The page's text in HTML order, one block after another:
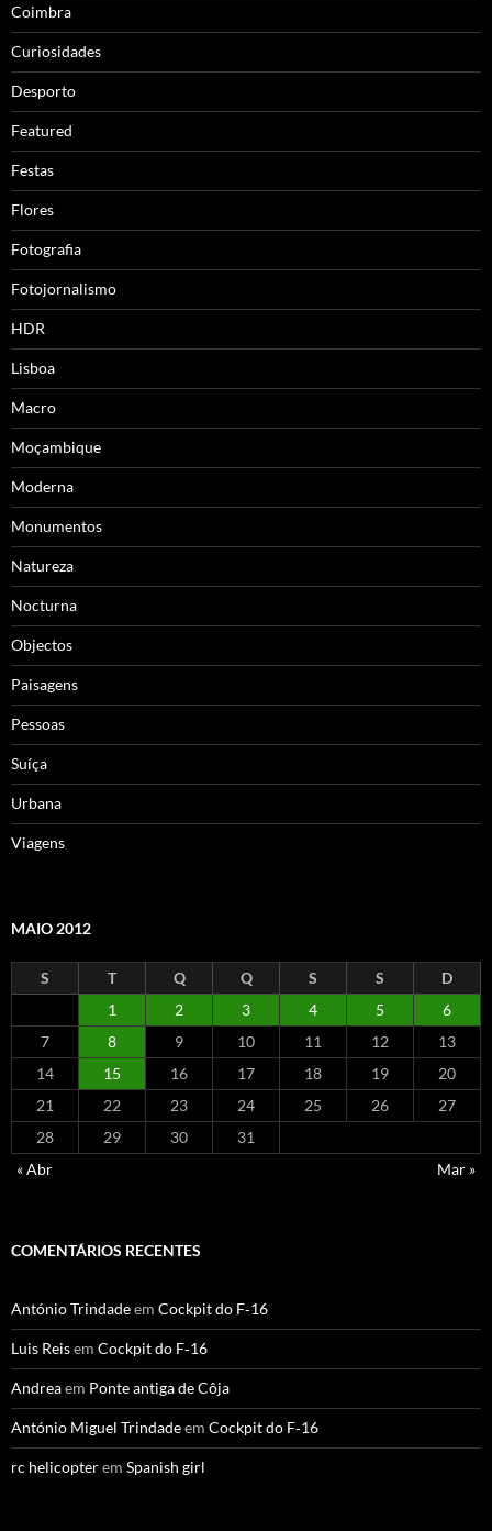
Coimbra
Curiosidades
Desporto
Featured
Festas
Flores
Fotografia
Fotojornalismo
HDR
Lisboa
Macro
Moçambique
Moderna
Monumentos
Natureza
Nocturna
Objectos
Paisagens
Pessoas
Suíça
Urbana
Viagens
MAIO 2012
S T Q Q S S
D
1
2 3 4 5
6
7
8 9 10 11 12
13
14
15 16 17 18 19
20
21
22 23 24 25 26
27
28
29 30
31
« Abr
Mar »
COMENTÁRIOS RECENTES
António Trindadeem Cockpit do F‑16
Luis Reisem Cockpit do F‑16
Andreaem Ponte antiga de Côja
António Miguel Trindadeem Cockpit do F‑16
rc helicopterem Spanish girl